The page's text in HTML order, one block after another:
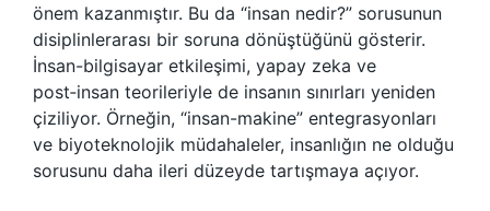
önem kazanmıştır. Bu da “insan nedir?” sorusunun
disiplinlerarası bir soruna dönüştüğünü gösterir.
İnsan-bilgisayar etkileşimi, yapay zeka ve
post‑insan teorileriyle de insanın sınırları yeniden
çiziliyor. Örneğin, “insan-makine” entegrasyonları
ve biyoteknolojik müdahaleler, insanlığın ne olduğu
sorusunu daha ileri düzeyde tartışmaya açıyor.